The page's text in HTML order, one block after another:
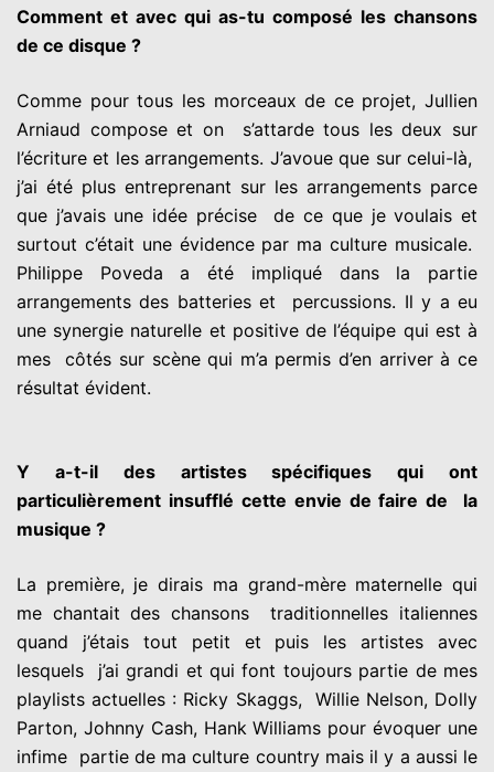
Comment et avec qui as-tu composé les chansons
de ce disque ?
Comme pour tous les morceaux de ce projet, Jullien
Arniaud compose et on s’attarde tous les deux sur
l’écriture et les arrangements. J’avoue que sur celui-là,
j’ai été plus entreprenant sur les arrangements parce
que j’avais une idée précise de ce que je voulais et
surtout c’était une évidence par ma culture musicale.
Philippe Poveda a été impliqué dans la partie
arrangements des batteries et percussions. Il y a eu
une synergie naturelle et positive de l’équipe qui est à
mes côtés sur scène qui m’a permis d’en arriver à ce
résultat évident.
Y a-t-il des artistes spécifiques qui ont
particulièrement insufflé cette envie de faire de la
musique ?
La première, je dirais ma grand-mère maternelle qui
me chantait des chansons traditionnelles italiennes
quand j’étais tout petit et puis les artistes avec
lesquels j’ai grandi et qui font toujours partie de mes
playlists actuelles : Ricky Skaggs, Willie Nelson, Dolly
Parton, Johnny Cash, Hank Williams pour évoquer une
infime partie de ma culture country mais il y a aussi le